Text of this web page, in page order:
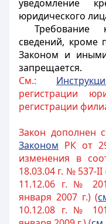
уведомление
юридического
Требование
сведений, кроме
Законом и
запрещается.
См.:
регистрации
регистрации
Закон дополнен
Законом РК от
изменения в
18.03.04 г. № 537-II
11.12.06 г. №
января 2007 г.) (
10.12.08 г. №